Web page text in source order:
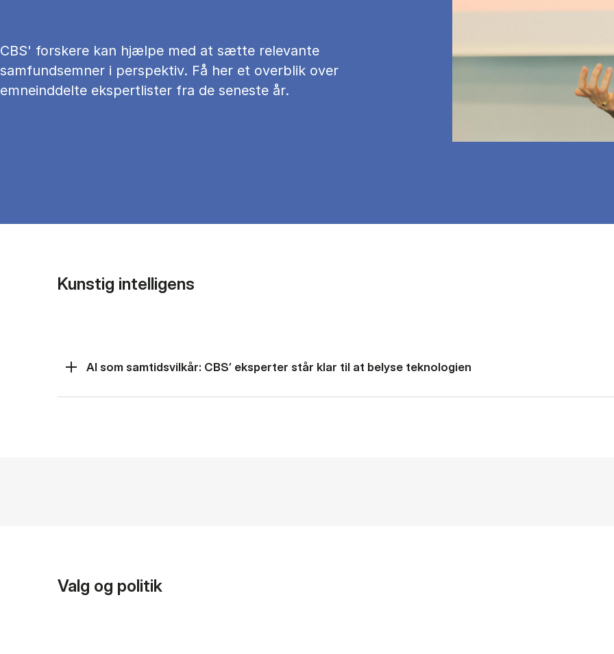
CBS' forskere kan hjælpe med at sætte relevante
samfundsemner i perspektiv. Få her et overblik over
emneinddelte ekspertlister fra de seneste år.
Kunstig intelligens
AI som samtidsvilkår: CBS’ eksperter står klar til at belyse teknologien
Valg og politik